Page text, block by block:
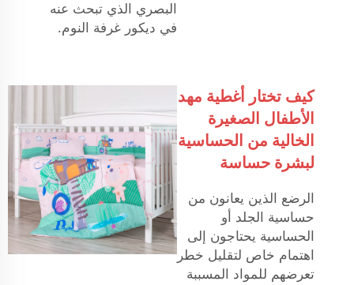
البصري الذي تبحث عنه
في ديكور غرفة النوم.
كيف تختار أغطية مهد
الأطفال الصغيرة
الخالية من الحساسية
لبشرة حساسة
الرضع الذين يعانون من
حساسية الجلد أو
الحساسية يحتاجون إلى
اهتمام خاص لتقليل خطر
تعرضهم للمواد المسببة